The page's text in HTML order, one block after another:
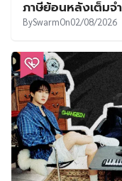
ภาษีย้อนหลังเต็มจ
BySwarmOn02/08/2026